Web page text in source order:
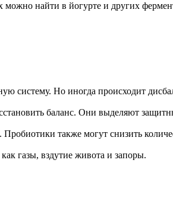
найти в йогурте и других
систему. Но иногда происходит
баланс. Они выделяют
также могут снизить
газы, вздутие живота и запоры.